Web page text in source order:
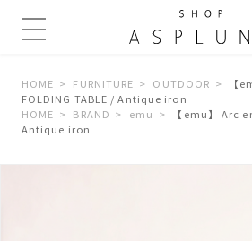
HOME FURNITURE OUTDOOR
【
FOLDING TABLE / Antique iron
HOME
BRAND emu
【emu】 Arc
Antique iron